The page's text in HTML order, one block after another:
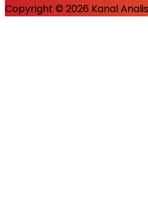
Copyright © 2026 Kanal